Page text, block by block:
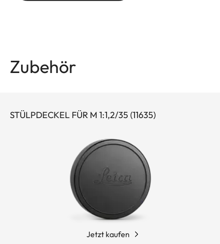
Zubehör
STÜLPDECKEL FÜR M 1:1,2/35 (11635)
Jetzt kaufen